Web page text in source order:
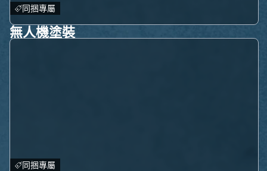
同捆專屬
無人機塗裝
同捆專屬